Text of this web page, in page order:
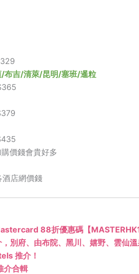
布吉/清萊/昆明/塞班/暹粒
價錢會貴好多
酒店網價錢
88折優惠碼【
別府、由布院、黑川、嬉野、雲仙溫
推介！
介合輯